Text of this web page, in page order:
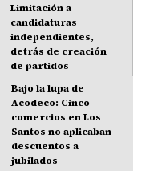
Limitación a
candidaturas
independientes,
detrás de creación
de partidos
Bajo la lupa de
Acodeco: Cinco
comercios en Los
Santos no aplicaban
descuentos a
jubilados